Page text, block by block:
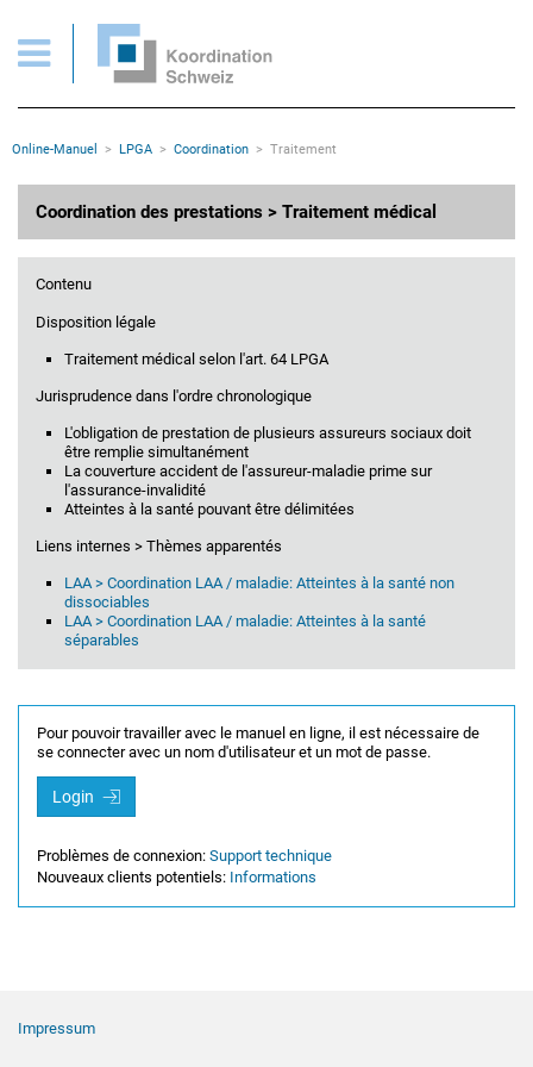
Pages importantes
Page d'accueil
Contenu
Plan du site
Rootline
Online-Manuel LPGA Coordination Traitement
Coordination des prestations > Traitement médical
Contenu
Disposition légale
Traitement médical selon l'art. 64 LPGA
Jurisprudence dans l'ordre chronologique
L'obligation de prestation de plusieurs assureurs sociaux doit
être remplie simultanément
La couverture accident de l'assureur-maladie prime sur
l'assurance-invalidité
Atteintes à la santé pouvant être délimitées
Liens internes > Thèmes apparentés
LAA > Coordination LAA / maladie: Atteintes à la santé non
dissociables
LAA > Coordination LAA / maladie: Atteintes à la santé
séparables
Pour pouvoir travailler avec le manuel en ligne, il est nécessaire de
se connecter avec un nom d'utilisateur et un mot de passe.
Login
Problèmes de connexion: Support technique
Nouveaux clients potentiels: Informations
Impressum